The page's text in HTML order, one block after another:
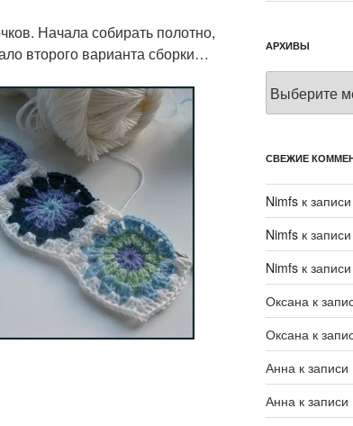
Начала собирать полотно,
второго варианта сборки…
АРХИВЫ
СВЕЖИЕ
Nimfsк
Nimfsк
Nimfsк
Оксанак
Оксанак
Аннак записи
Аннак записи